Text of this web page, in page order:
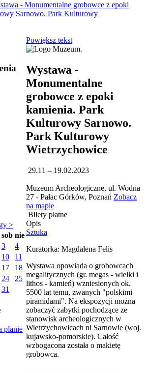
- Monumentalne grobowce z epoki
Sarnowo. Park Kulturowy
>
sob nie
3
4
10
11
17
18
24
25
31
planie
Powiększ tekst
Wystawa -
Monumentalne
grobowce z epoki
kamienia. Park
Kulturowy Sarnowo.
Park Kulturowy
Wietrzychowice
29.11 – 19.02.2023
Muzeum Archeologiczne, ul. Wodna
27 - Pałac Górków, Poznań Zobacz
na mapie
Bilety płatne
Opis
Sztuka
Kuratorka: Magdalena Felis
Wystawa opowiada o grobowcach
megalitycznych (gr. megas - wielki i
lithos - kamień) wzniesionych ok.
5500 lat temu, zwanych "polskimi
piramidami". Na ekspozycji można
zobaczyć zabytki pochodzące ze
stanowisk archeologicznych w
Wietrzychowicach ni Sarnowie (woj.
kujawsko-pomorskie). Całość
wzbogacona została o makietę
grobowca.